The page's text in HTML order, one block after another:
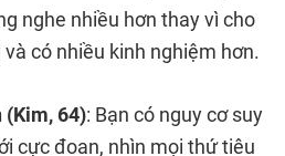
nghe nhiều hơn thay vì cho
có nhiều kinh nghiệm hơn.
(Kim, 64): Bạn có nguy cơ suy
cực đoan, nhìn mọi thứ tiêu